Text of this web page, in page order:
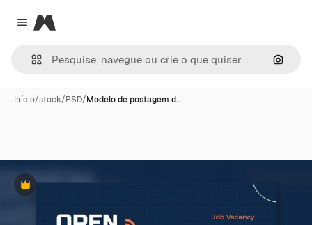
Close menu
Magnific
Início/stock/PSD/Modelo de postagem d…
Premium